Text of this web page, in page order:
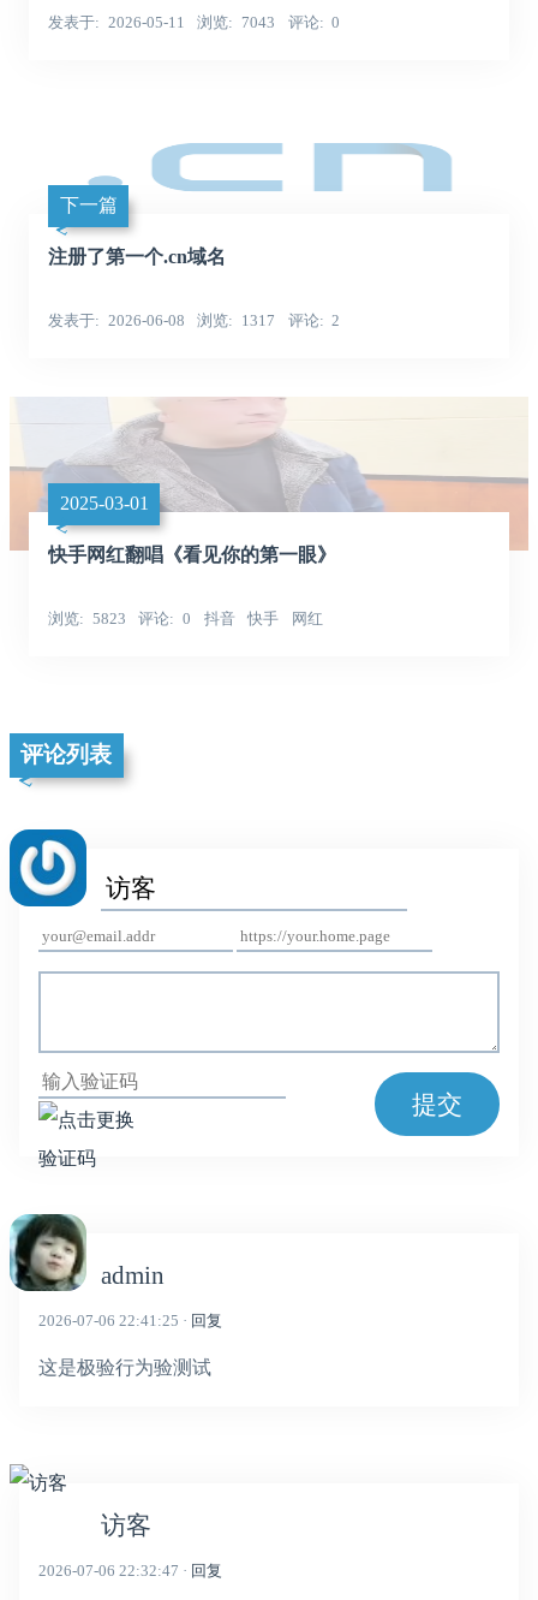
发表于 2026-05-11 浏览 7043 评论 0
下一篇
注册了第一个.cn域名
发表于 2026-06-08 浏览 1317 评论 2
2025-03-01
快手网红翻唱《看见你的第一眼》
浏览 5823 评论 0 抖音 快手 网红
评论列表
提交
admin
2026-07-06 22:41:25 · 回复
这是极验行为验测试
访客
2026-07-06 22:32:47 · 回复